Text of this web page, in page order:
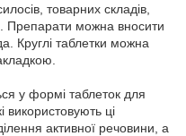
товарних складів,
Препарати можна вносити
Круглі таблетки можна
у формі таблеток для
використовують ці
активної речовини, а